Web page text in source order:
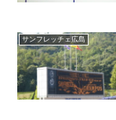
サンフレッチェ広島